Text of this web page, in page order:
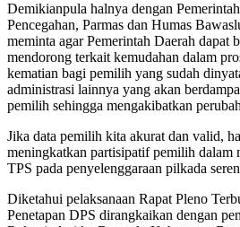
Demikianpula halnya dengan
Pencegahan, Parmas dan Humas
meminta agar Pemerintah Daerah dapat
mendorong terkait kemudahan dalam
kematian bagi pemilih yang sudah
administrasi lainnya yang akan
pemilih sehingga mengakibatkan
Jika data pemilih kita akurat dan valid,
meningkatkan partisipatif pemilih dalam
TPS pada penyelenggaraan pilkada
Diketahui pelaksanaan Rapat Pleno
Penetapan DPS dirangkaikan dengan